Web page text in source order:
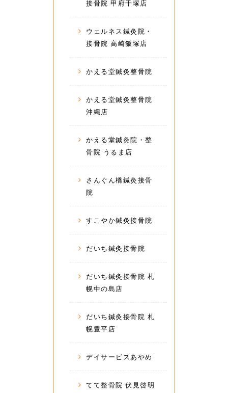
接骨院 甲府千塚店
ウェルネス鍼灸院・
接骨院 高崎飯塚店
かえる堂鍼灸整骨院
かえる堂鍼灸整骨院
沖縄店
かえる堂鍼灸院・整
骨院 うるま店
さんぐん橋鍼灸接骨
院
すこやか鍼灸接骨院
だいち鍼灸接骨院
だいち鍼灸接骨院 札
幌中の島店
だいち鍼灸接骨院 札
幌豊平店
デイサービスあやめ
てて整骨院 伏見啓明